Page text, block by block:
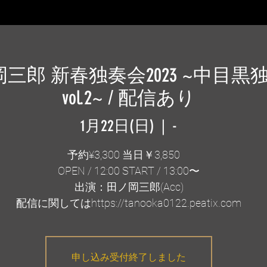
三郎 新春独奏会2023 ~中目黒
vol.2~ / 配信あり
1月22日(日)
  |
-
予約¥3,300 当日￥3,850
OPEN / 12:00 START / 13:00〜
出演：田ノ岡三郎(Acc)
申し込み受付終了しました